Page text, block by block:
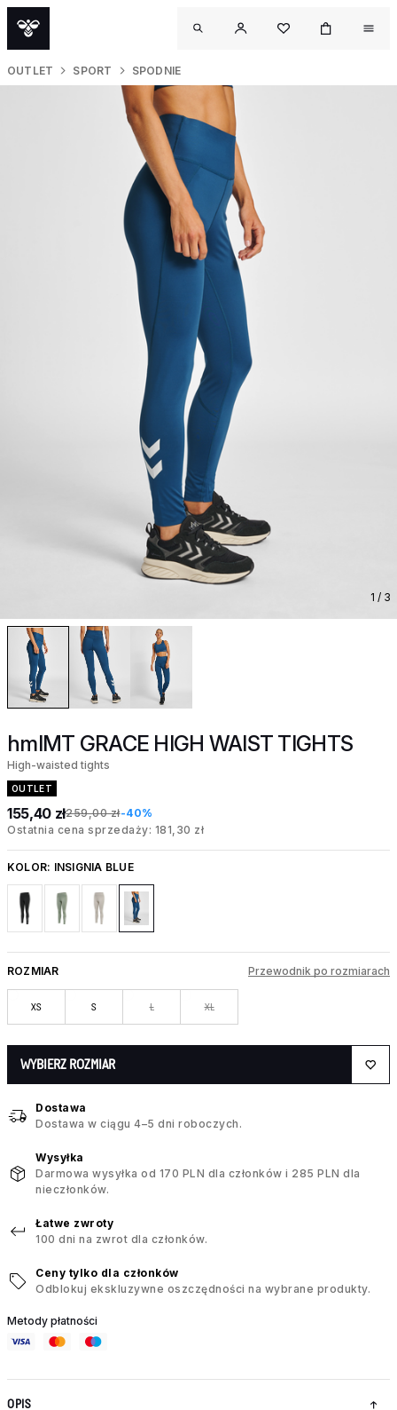
OUTLET SPORT SPODNIE
1 / 3
hmlMT GRACE HIGH WAIST TIGHTS
High-waisted tights
OUTLET
155,40 zł259,00 zł-40%
Ostatnia cena sprzedaży: 181,30 zł
KOLOR: INSIGNIA BLUE
ROZMIAR Przewodnik po rozmiarach
XS S L XL
WYBIERZ ROZMIAR
Dostawa
Dostawa w ciągu 4–5 dni roboczych.
Wysyłka
Darmowa wysyłka od 170 PLN dla członków i 285 PLN dla
nieczłonków.
Łatwe zwroty
100 dni na zwrot dla członków.
Ceny tylko dla członków
Odblokuj ekskluzywne oszczędności na wybrane produkty.
Metody płatności
OPIS